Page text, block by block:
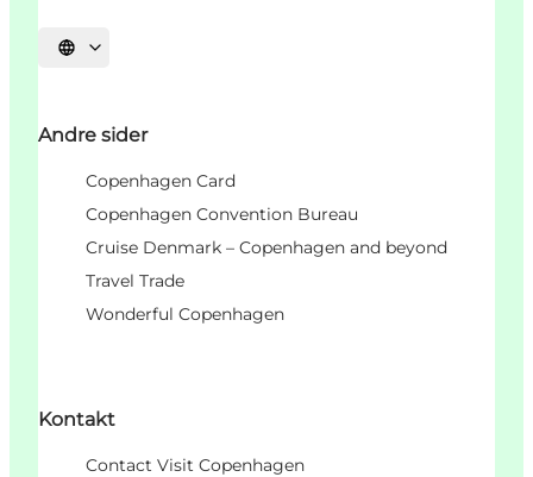
Vælg sprog
Andre sider
Copenhagen Card
Copenhagen Convention Bureau
Cruise Denmark – Copenhagen and beyond
Travel Trade
Wonderful Copenhagen
Kontakt
Contact Visit Copenhagen